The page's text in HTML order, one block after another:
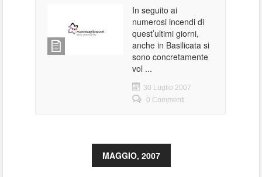
In seguito ai
numerosi incendi di
quest’ultimi giorni,
anche in Basilicata si
sono concretamente
vol ...
30 Luglio 2007
0 Commenti
MAGGIO, 2007